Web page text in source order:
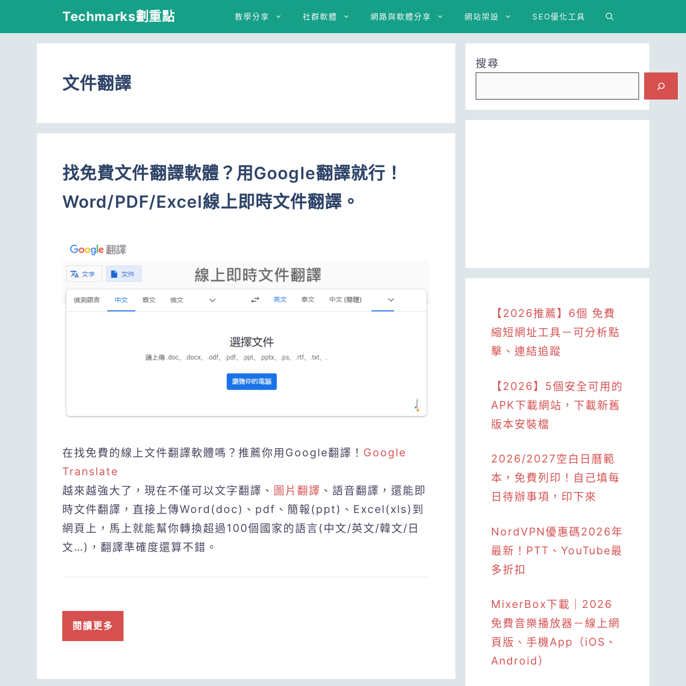
Techmarks劃重點 教學分享 社群軟體 網路與軟體分享 網站架設 SEO優化工具
文件翻譯
找免費文件翻譯軟體？用Google翻譯就行！
Word/PDF/Excel線上即時文件翻譯。
在找免費的線上文件翻譯軟體嗎？推薦你用Google翻譯！ Google
Translate
越來越強大了，現在不僅可以文字翻譯、 圖片翻譯 、語音翻譯，還能即
時文件翻譯，直接上傳Word(doc)、pdf、簡報(ppt)、Excel(xls)到
網頁上，馬上就能幫你轉換超過100個國家的語言(中文/英文/韓文/日
文…)，翻譯準確度還算不錯。
閱讀更多
搜尋
【2026推薦】6個 免費
縮短網址工具－可分析點
擊、連結追蹤
【2026】5個安全可用的
APK下載網站，下載新舊
版本安裝檔
2026/2027空白日曆範
本，免費列印！自己填每
日待辦事項，印下來
NordVPN優惠碼2026年
最新！PTT、YouTube最
多折扣
MixerBox下載｜2026
免費音樂播放器－線上網
頁版、手機App（iOS、
Android）